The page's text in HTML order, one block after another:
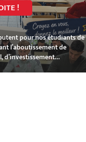
!
pour nos étudiants de
l’aboutissement de
d’investissement…